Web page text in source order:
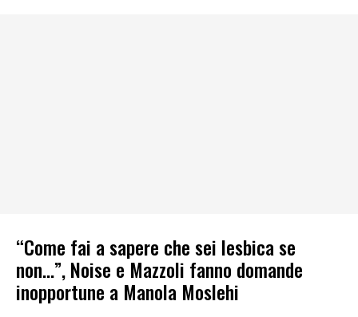
“Come fai a sapere che sei lesbica se
non…”, Noise e Mazzoli fanno domande
inopportune a Manola Moslehi